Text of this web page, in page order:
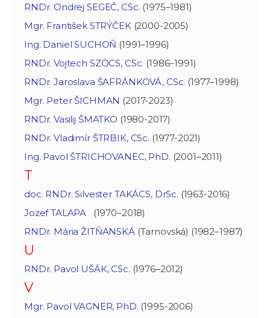
RNDr. Ondrej SEGEČ, CSc. (1975–1981)
Mgr. František STRÝČEK(2000-2005)
Ing. Daniel SUCHOŇ (1991–1996)
RNDr. Vojtech SZÖCS, CSc. (1986–1991)
RNDr. Jaroslava ŠAFRÁNKOVÁ, CSc. (1977–1998)
Mgr. Peter ŠICHMAN (2017-2023)
RNDr. Vasilij ŠMATKO (1980-2017)
RNDr. Vladimír ŠTRBIK, CSc. (1977-2021)
Ing. Pavol ŠTRICHOVANEC, PhD. (2001–2011)
T
doc. RNDr. Silvester TAKÁCS, DrSc. (1963-2016)
Jozef TALAPA
(1970–2018)
RNDr. Mária ŽITŇANSKÁ(Tarnovská) (1982–1987)
U
RNDr. Pavol UŠÁK, CSc. (1976–2012)
V
Mgr. Pavol VAGNER, PhD. (1995-2006)